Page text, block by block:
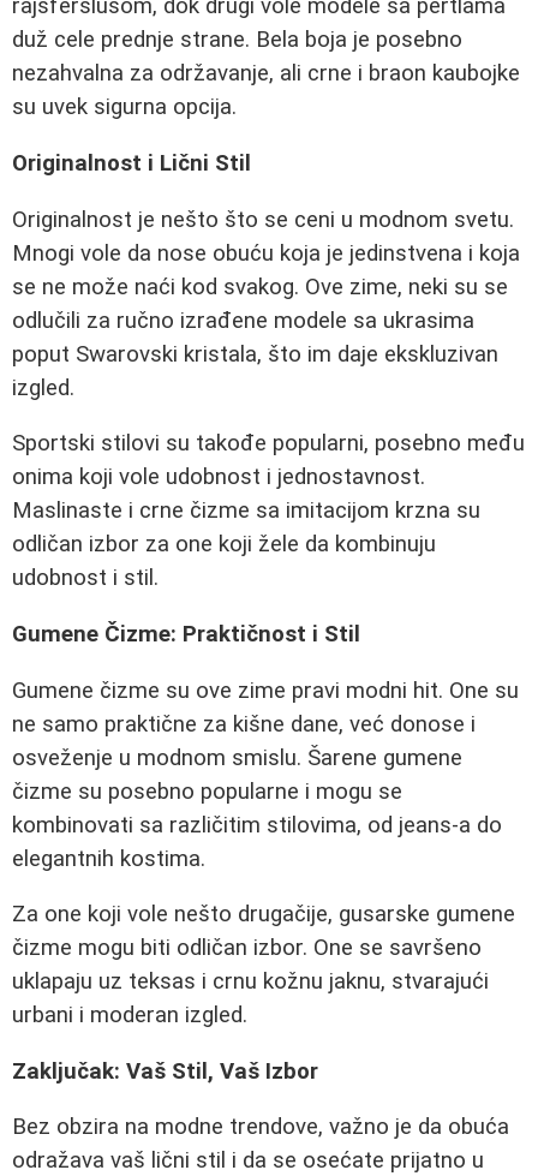
rajsferslusom, dok drugi vole modele sa pertlama
duž cele prednje strane. Bela boja je posebno
nezahvalna za održavanje, ali crne i braon kaubojke
su uvek sigurna opcija.
Originalnost i Lični Stil
Originalnost je nešto što se ceni u modnom svetu.
Mnogi vole da nose obuću koja je jedinstvena i koja
se ne može naći kod svakog. Ove zime, neki su se
odlučili za ručno izrađene modele sa ukrasima
poput Swarovski kristala, što im daje ekskluzivan
izgled.
Sportski stilovi su takođe popularni, posebno među
onima koji vole udobnost i jednostavnost.
Maslinaste i crne čizme sa imitacijom krzna su
odličan izbor za one koji žele da kombinuju
udobnost i stil.
Gumene Čizme: Praktičnost i Stil
Gumene čizme su ove zime pravi modni hit. One su
ne samo praktične za kišne dane, već donose i
osveženje u modnom smislu. Šarene gumene
čizme su posebno popularne i mogu se
kombinovati sa različitim stilovima, od jeans-a do
elegantnih kostima.
Za one koji vole nešto drugačije, gusarske gumene
čizme mogu biti odličan izbor. One se savršeno
uklapaju uz teksas i crnu kožnu jaknu, stvarajući
urbani i moderan izgled.
Zaključak: Vaš Stil, Vaš Izbor
Bez obzira na modne trendove, važno je da obuća
odražava vaš lični stil i da se osećate prijatno u